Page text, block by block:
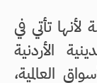
تأتي في
الأردنية
العالمية،